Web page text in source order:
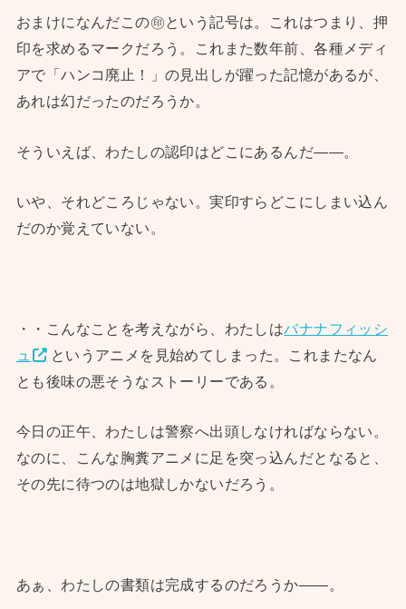
おまけになんだこの㊞という記号は。これはつまり、押
印を求めるマークだろう。これまた数年前、各種メディ
アで「ハンコ廃止！」の見出しが躍った記憶があるが、
あれは幻だったのだろうか。
そういえば、わたしの認印はどこにあるんだ——。
いや、それどころじゃない。実印すらどこにしまい込ん
だのか覚えていない。
・・こんなことを考えながら、わたしはバナナフィッシ
ュ
というアニメを見始めてしまった。これまたなん
とも後味の悪そうなストーリーである。
今日の正午、わたしは警察へ出頭しなければならない。
なのに、こんな胸糞アニメに足を突っ込んだとなると、
その先に待つのは地獄しかないだろう。
あぁ、わたしの書類は完成するのだろうか——。